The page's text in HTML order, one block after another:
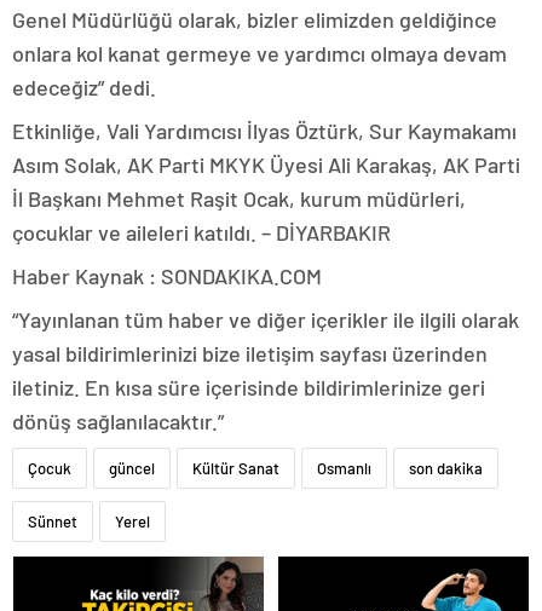
Genel Müdürlüğü olarak, bizler elimizden geldiğince
onlara kol kanat germeye ve yardımcı olmaya devam
edeceğiz” dedi.
Etkinliğe, Vali Yardımcısı İlyas Öztürk, Sur Kaymakamı
Asım Solak, AK Parti MKYK Üyesi Ali Karakaş, AK Parti
İl Başkanı Mehmet Raşit Ocak, kurum müdürleri,
çocuklar ve aileleri katıldı. – DİYARBAKIR
Haber Kaynak : SONDAKIKA.COM
“Yayınlanan tüm haber ve diğer içerikler ile ilgili olarak
yasal bildirimlerinizi bize iletişim sayfası üzerinden
iletiniz. En kısa süre içerisinde bildirimlerinize geri
dönüş sağlanılacaktır.”
Çocuk güncel Kültür Sanat Osmanlı son dakika
Sünnet Yerel